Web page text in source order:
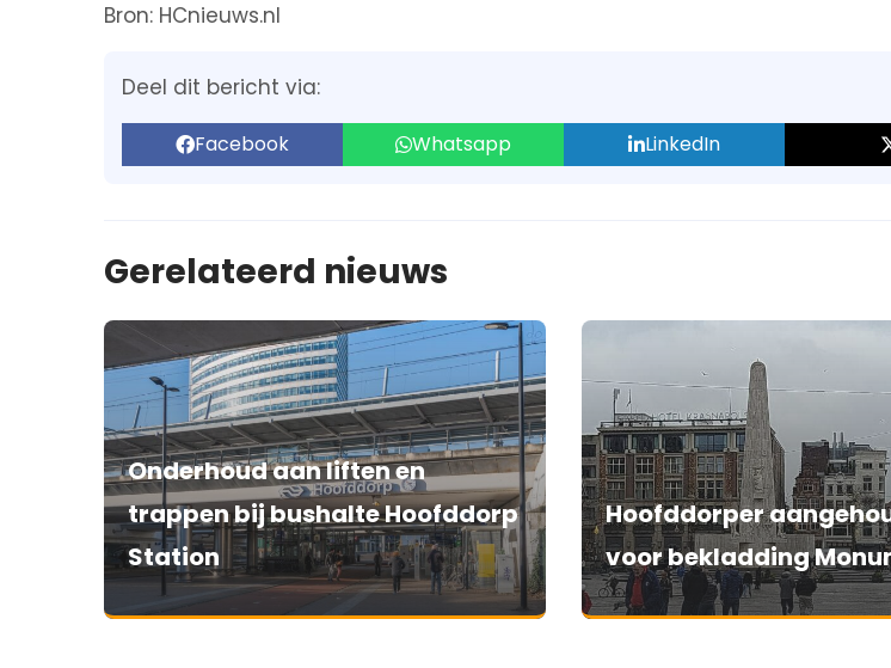
Bron: HCnieuws.nl
Deel dit bericht via:
Facebook Whatsapp LinkedIn
Gerelateerd nieuws
Onderhoud aan liften en
trappen bij bushalte Hoofddorp
Station
Hoofddorper
voor bekladding